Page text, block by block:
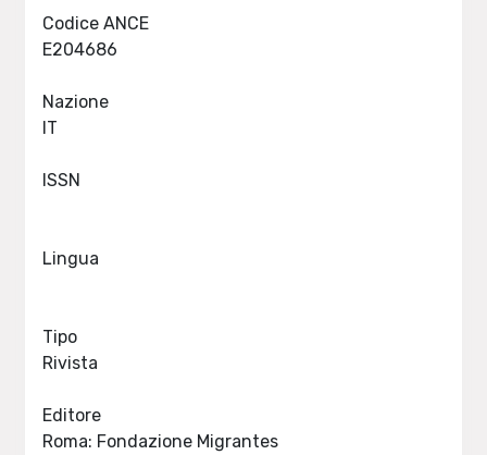
Codice ANCE
Nazione
ISSN
Lingua
Tipo
Rivista
Editore